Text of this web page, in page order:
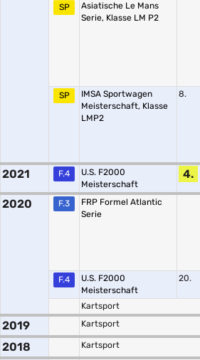
SP
Asiatische Le Mans
Serie, Klasse LM P2
SP
IMSA Sportwagen
Meisterschaft, Klasse
LMP2
8.
2021 F.4
U.S. F2000
Meisterschaft
4.
2020 F.3
FRP Formel Atlantic
Serie
F.4
U.S. F2000
Meisterschaft
20.
Kartsport
2019 Kartsport
2018 Kartsport